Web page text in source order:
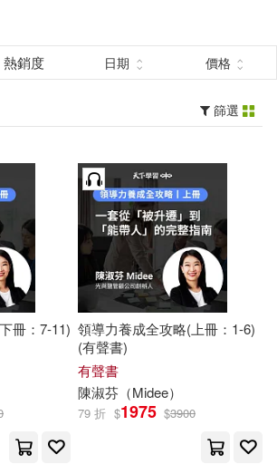
有聲書(13)
）(13)
熱銷度 日期 價格
篩選
冊：7-11) 領導力養成全攻略(上冊：1-6)
(有聲書)
有聲書
陳淑芬 （Midee）
79 折 $1975 $3900